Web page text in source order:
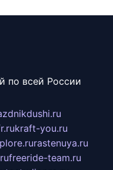
по всей России
kraft-you.ru
rastenuya.ru
freeride-team.ru